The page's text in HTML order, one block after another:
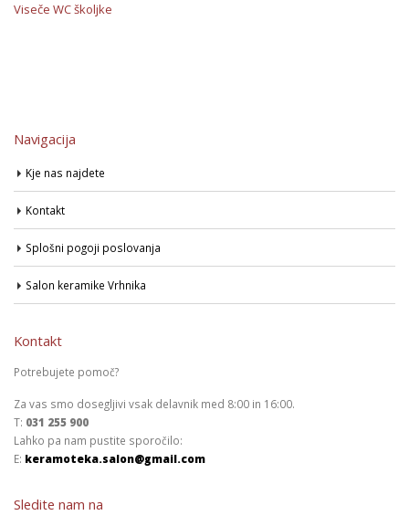
Viseče WC školjke
Navigacija
Kje nas najdete
Kontakt
Splošni pogoji poslovanja
Salon keramike Vrhnika
Kontakt
Potrebujete pomoč?
Za vas smo dosegljivi vsak delavnik med 8:00 in 16:00.
T: 031 255 900
Lahko pa nam pustite sporočilo:
E: keramoteka.salon@gmail.com
Sledite nam na